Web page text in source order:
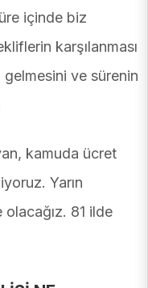
içinde biz
karşılanması
ve sürenin
kamuda ücret
Yarın
olacağız. 81 ilde